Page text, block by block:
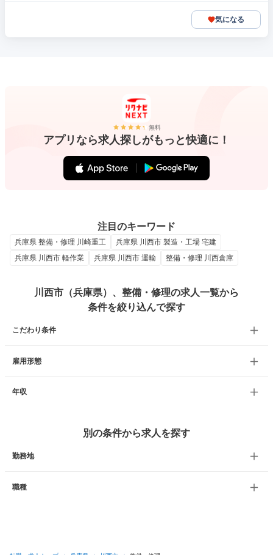
気になる
無料
アプリなら求人探しがもっと快適に！
注目のキーワード
兵庫県 整備・修理 川崎重工
兵庫県 川西市 製造・工場 宅建
兵庫県 川西市 軽作業
兵庫県 川西市 運輸 整備・修理 川西倉庫
川西市（兵庫県）、整備・修理の求人一覧から
条件を絞り込んで探す
こだわり条件
雇用形態
年収
別の条件から求人を探す
勤務地
職種